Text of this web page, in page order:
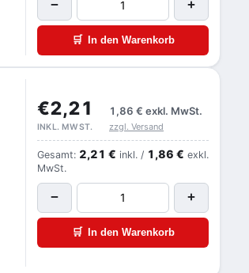
− +
🛒 In den Warenkorb
€2,21 1,86 € exkl. MwSt.
INKL. MWST. zzgl. Versand
Gesamt: 2,21 € inkl. / 1,86 € exkl.
MwSt.
− +
🛒 In den Warenkorb